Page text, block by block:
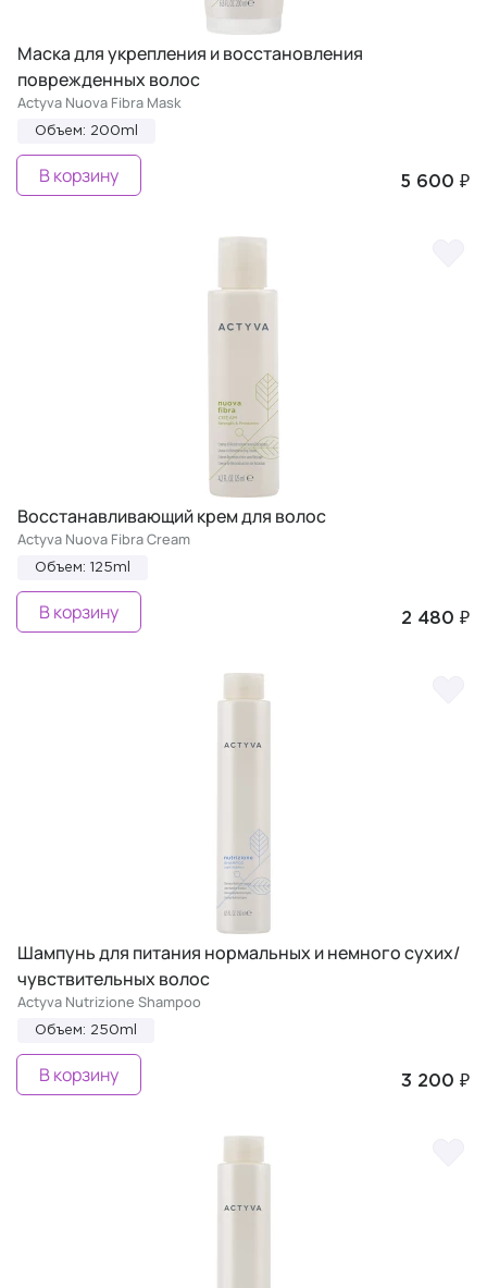
Маска для укрепления и восстановления
поврежденных волос
Actyva Nuova Fibra Mask
Объем: 200ml
5 600 ₽
В корзину
Восстанавливающий крем для волос
Actyva Nuova Fibra Cream
Объем: 125ml
2 480 ₽
В корзину
Шампунь для питания нормальных и немного сухих/
чувствительных волос
Actyva Nutrizione Shampoo
Объем: 250ml
3 200 ₽
В корзину